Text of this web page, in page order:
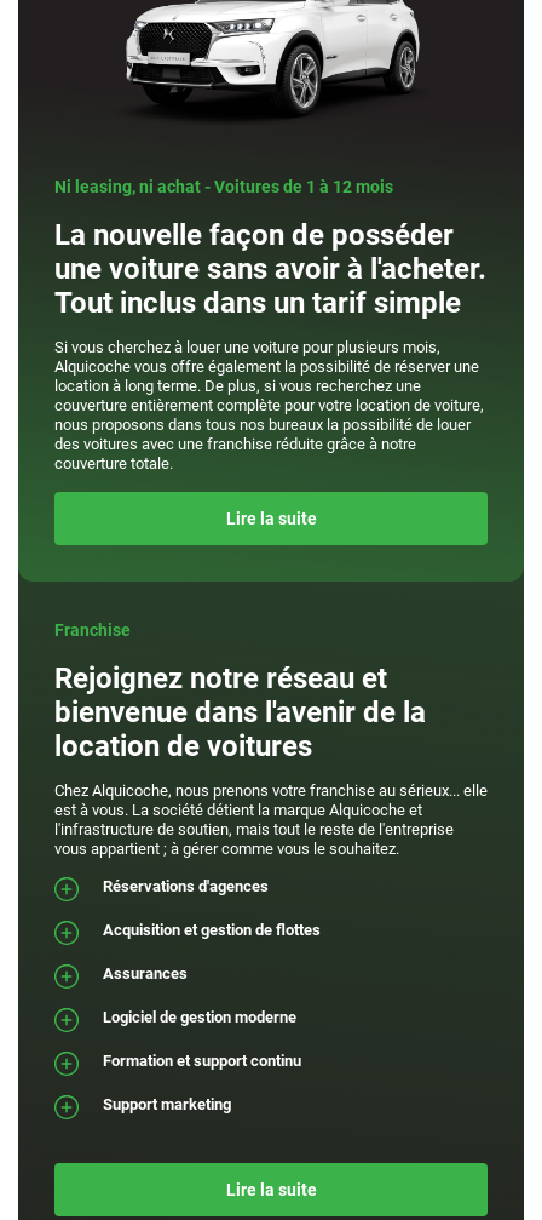
Ni leasing, ni achat - Voitures de 1 à 12 mois
La nouvelle façon de posséder
une voiture sans avoir à l'acheter.
Tout inclus dans un tarif simple
Si vous cherchez à louer une voiture pour plusieurs mois,
Alquicoche vous offre également la possibilité de réserver une
location à long terme. De plus, si vous recherchez une
couverture entièrement complète pour votre location de voiture,
nous proposons dans tous nos bureaux la possibilité de louer
des voitures avec une franchise réduite grâce à notre
couverture totale.
Lire la suite
Franchise
Rejoignez notre réseau et
bienvenue dans l'avenir de la
location de voitures
Chez Alquicoche, nous prenons votre franchise au sérieux... elle
est à vous. La société détient la marque Alquicoche et
l'infrastructure de soutien, mais tout le reste de l'entreprise
vous appartient ; à gérer comme vous le souhaitez.
Réservations d'agences
Acquisition et gestion de flottes
Assurances
Logiciel de gestion moderne
Formation et support continu
Support marketing
Lire la suite